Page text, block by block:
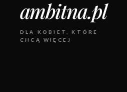
ambitna.pl
DLA KOBIET, KTÓRE
CHCĄ WIĘCEJ